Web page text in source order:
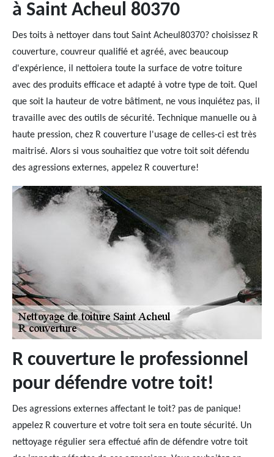
à Saint Acheul 80370
Des toits à nettoyer dans tout Saint Acheul80370? choisissez R
couverture, couvreur qualifié et agréé, avec beaucoup
d'expérience, il nettoiera toute la surface de votre toiture
avec des produits efficace et adapté à votre type de toit. Quel
que soit la hauteur de votre bâtiment, ne vous inquiétez pas, il
travaille avec des outils de sécurité. Technique manuelle ou à
haute pression, chez R couverture l'usage de celles-ci est très
maitrisé. Alors si vous souhaitiez que votre toit soit défendu
des agressions externes, appelez R couverture!
R couverture le professionnel
pour défendre votre toit!
Des agressions externes affectant le toit? pas de panique!
appelez R couverture et votre toit sera en toute sécurité. Un
nettoyage régulier sera effectué afin de défendre votre toit